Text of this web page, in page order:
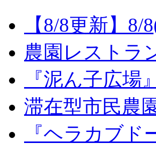
【8/8更新】
農園レストラ
『泥ん子広
滞在型市民農
『ヘラカブド